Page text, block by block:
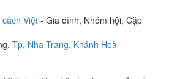
cách Việt- Gia đình, Nhóm hội, Cặp
Tp. Nha Trang, Khánh Hoà